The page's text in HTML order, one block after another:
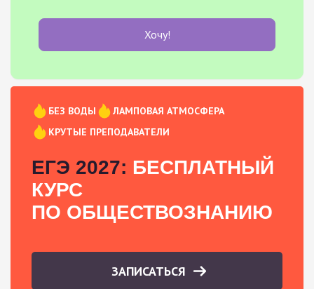
Хочу!
БЕЗ ВОДЫ
ЛАМПОВАЯ АТМОСФЕРА
КРУТЫЕ ПРЕПОДАВАТЕЛИ
ЕГЭ 2027: БЕСПЛАТНЫЙ
КУРС
ПО ОБЩЕСТВОЗНАНИЮ
ЗАПИСАТЬСЯ